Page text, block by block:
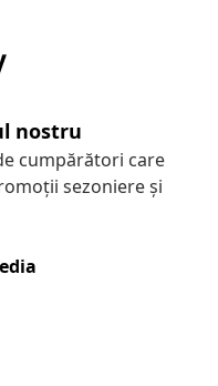
nostru
cumpărători care
sezoniere și